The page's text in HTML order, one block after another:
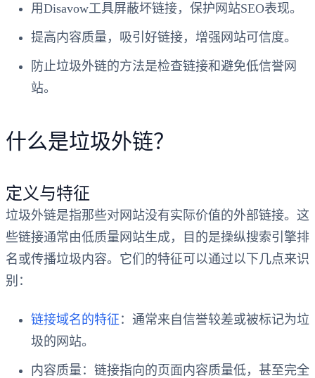
用Disavow工具屏蔽坏链接，保护网站SEO表现。
提高内容质量，吸引好链接，增强网站可信度。
防止垃圾外链的方法是检查链接和避免低信誉网
站。
什么是垃圾外链？
定义与特征
垃圾外链是指那些对网站没有实际价值的外部链接。这
些链接通常由低质量网站生成，目的是操纵搜索引擎排
名或传播垃圾内容。它们的特征可以通过以下几点来识
别：
链接域名的特征 ：通常来自信誉较差或被标记为垃
圾的网站。
内容质量：链接指向的页面内容质量低，甚至完全